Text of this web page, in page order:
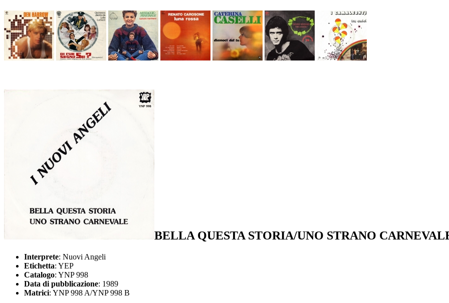
BELLA QUESTA STORIA/UNO STRANO
Interprete: Nuovi Angeli
Etichetta: YEP
Catalogo: YNP 998
Data di pubblicazione: 1989
Matrici: YNP 998 A/YNP 998 B